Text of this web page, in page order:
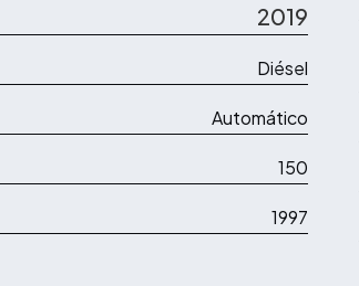
2019
Diésel
Automático
150
1997